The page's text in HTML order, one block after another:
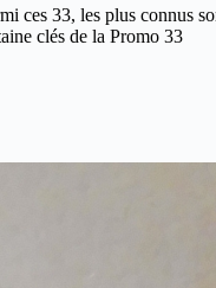
ces 33, les plus
clés de la Promo 33